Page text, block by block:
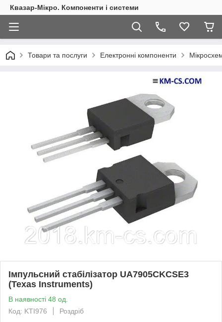
Квазар-Мікро. Компоненти і системи
Товари та послуги Електронні компоненти
Імпульсний стабілізатор UA7905CKCSE3
(Texas Instruments)
В наявності 48 од.
Код: KTI976
Роздріб